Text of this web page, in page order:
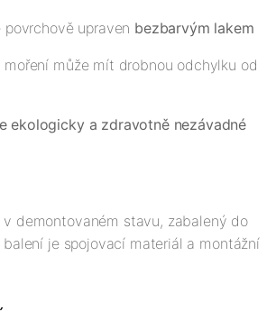
upraven bezbarvým lakem
může mít drobnou odchylku od
ekologicky a zdravotně nezávadné
v demontovaném stavu, zabalený do
je spojovací materiál a montážní